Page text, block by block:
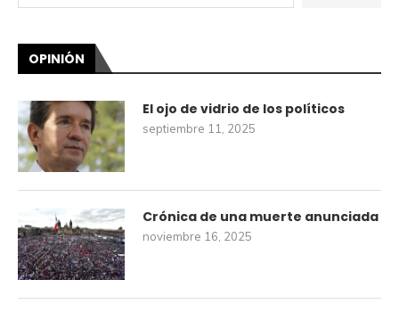
OPINIÓN
El ojo de vidrio de los políticos
septiembre 11, 2025
Crónica de una muerte anunciada
noviembre 16, 2025